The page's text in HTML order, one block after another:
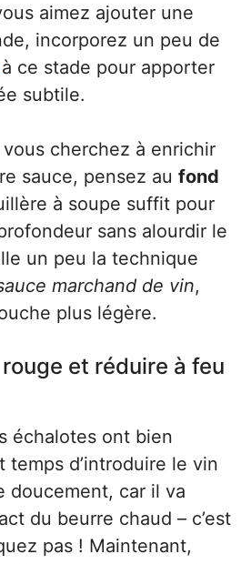
aimez ajouter une
incorporez un peu de
à ce stade pour apporter
subtile.
cherchez à enrichir
sauce, pensez au fond
à soupe suffit pour
sans alourdir le
un peu la technique
marchand de vin,
plus légère.
et réduire à feu
échalotes ont bien
temps d’introduire le vin
doucement, car il va
du beurre chaud – c’est
pas ! Maintenant,